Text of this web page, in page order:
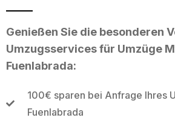
Genießen Sie die besonderen
Umzugsservices für Umzüge
Fuenlabrada:
100€ sparen bei Anfrage Ihres
Fuenlabrada